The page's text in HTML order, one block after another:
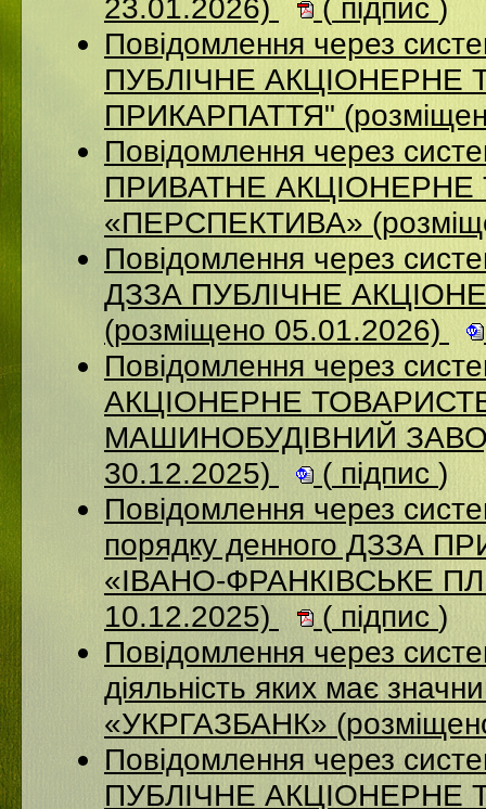
23.01.2026)
( підпис )
Повідомлення через
ПУБЛІЧНЕ АКЦІОНЕРНЕ
ПРИКАРПАТТЯ"
Повідомлення через
ПРИВАТНЕ
«ПЕРСПЕКТИВА»
Повідомлення через
ДЗЗА ПУБЛІЧНЕ
(розміщено 05.01.2026)
Повідомлення через
АКЦІОНЕРНЕ
МАШИНОБУДІВНИЙ
30.12.2025)
( підпис )
Повідомлення через
порядку денного ДЗЗА
«ІВАНО-ФРАНКІВСЬКЕ
10.12.2025)
( підпис )
Повідомлення через
діяльність яких має
«УКРГАЗБАНК»
Повідомлення через
ПУБЛІЧНЕ